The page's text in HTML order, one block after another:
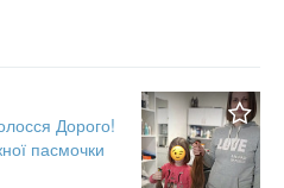
Дорого!
пасмочки